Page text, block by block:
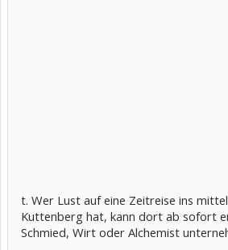
t. Wer Lust auf eine Zeitreise ins
Kuttenberg hat, kann dort ab sofort
Schmied, Wirt oder Alchemist